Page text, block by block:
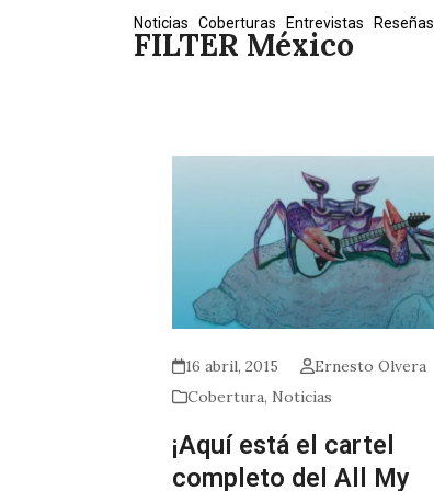
FILTER México
Noticias Coberturas Entrevistas Reseñas
16 abril, 2015
Ernesto Olvera
Cobertura, Noticias
¡Aquí está el cartel
completo del All My